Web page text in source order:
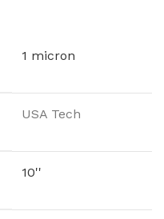
1 micron
USA Tech
10''